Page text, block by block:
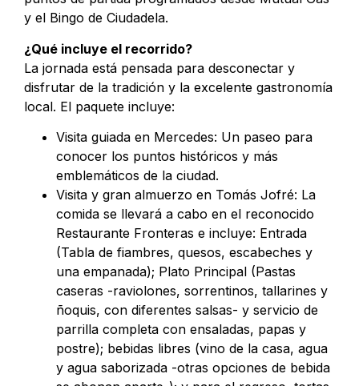
y el Bingo de Ciudadela.
¿Qué incluye el recorrido?
La jornada está pensada para desconectar y
disfrutar de la tradición y la excelente gastronomía
local. El paquete incluye:
Visita guiada en Mercedes: Un paseo para
conocer los puntos históricos y más
emblemáticos de la ciudad.
Visita y gran almuerzo en Tomás Jofré: La
comida se llevará a cabo en el reconocido
Restaurante Fronteras e incluye: Entrada
(Tabla de fiambres, quesos, escabeches y
una empanada); Plato Principal (Pastas
caseras -raviolones, sorrentinos, tallarines y
ñoquis, con diferentes salsas- y servicio de
parrilla completa con ensaladas, papas y
postre); bebidas libres (vino de la casa, agua
y agua saborizada -otras opciones de bebida